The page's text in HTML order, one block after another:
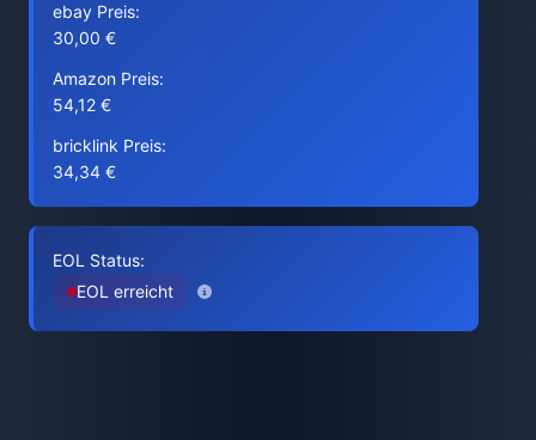
ebay Preis:
30,00 €
Amazon Preis:
54,12 €
bricklink Preis:
34,34 €
EOL Status:
EOL erreicht